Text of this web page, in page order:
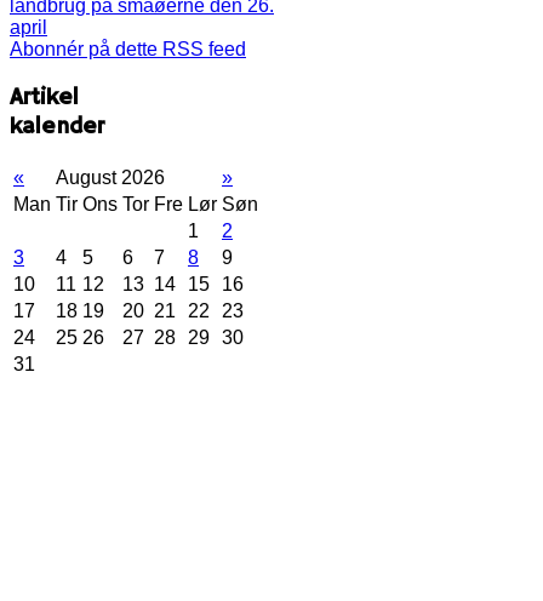
Abonnér på dette RSS feed
Artikel
kalender
« August 2026
»
Man Tir Ons Tor Fre Lør Søn
1
2
3
4 5 6 7 8
9
10
11 12 13 14 15
16
17
18 19 20 21 22
23
24
25 26 27 28 29 30
31